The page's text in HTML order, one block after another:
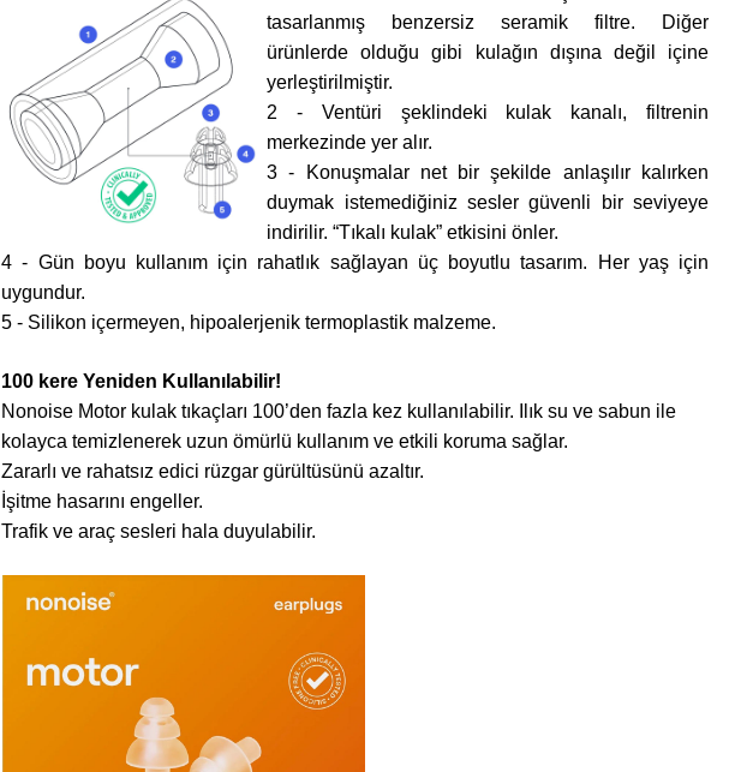
tasarlanmış benzersiz seramik filtre. Diğer
ürünlerde olduğu gibi kulağın dışına değil içine
yerleştirilmiştir.
2 - Ventüri şeklindeki kulak kanalı, filtrenin
merkezinde yer alır.
3 - Konuşmalar net bir şekilde anlaşılır kalırken
duymak istemediğiniz sesler güvenli bir seviyeye
indirilir. “Tıkalı kulak” etkisini önler.
4 - Gün boyu kullanım için rahatlık sağlayan üç boyutlu tasarım. Her yaş için
uygundur.
5 - Silikon içermeyen, hipoalerjenik termoplastik malzeme.
100 kere Yeniden Kullanılabilir!
Nonoise Motor kulak tıkaçları 100’den fazla kez kullanılabilir. Ilık su ve sabun ile
kolayca temizlenerek uzun ömürlü kullanım ve etkili koruma sağlar.
Zararlı ve rahatsız edici rüzgar gürültüsünü azaltır.
İşitme hasarını engeller.
Trafik ve araç sesleri hala duyulabilir.